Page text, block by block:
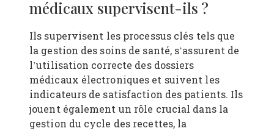
médicaux supervisent-ils ?
Ils supervisent les processus clés tels que
la gestion des soins de santé, s’assurent de
l’utilisation correcte des dossiers
médicaux électroniques et suivent les
indicateurs de satisfaction des patients. Ils
jouent également un rôle crucial dans la
gestion du cycle des recettes, la